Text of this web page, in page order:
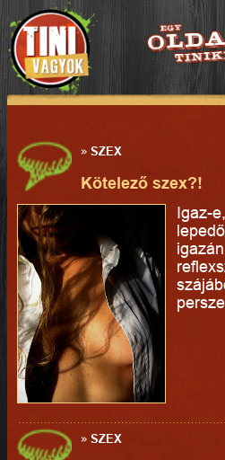
»SZEX
Kötelező szex?!
»SZEX